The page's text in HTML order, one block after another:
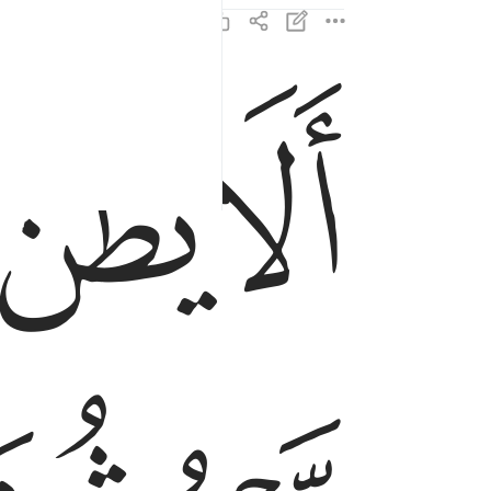
الا يظن اولايك انهم مبعوثون ٤
أَلَا يَظُنُّ أُو۟لَـٰٓئِكَ أَنَّهُم مَّبْعُوثُونَ ٤
ﲵ